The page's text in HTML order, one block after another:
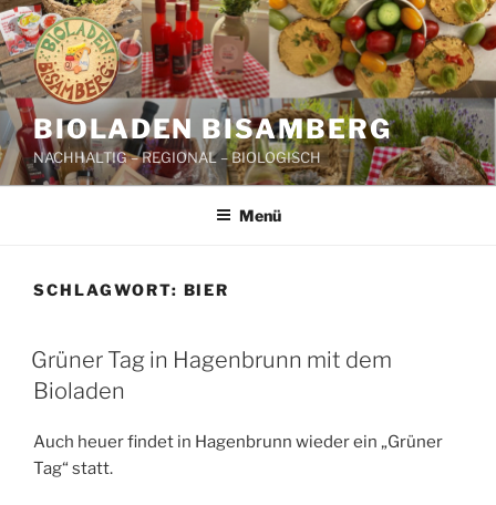
Zum
Inhalt
springen
BIOLADEN BISAMBERG
NACHHALTIG – REGIONAL – BIOLOGISCH
Menü
SCHLAGWORT: BIER
Grüner Tag in Hagenbrunn mit dem
Bioladen
Auch heuer findet in Hagenbrunn wieder ein „Grüner
Tag“ statt.